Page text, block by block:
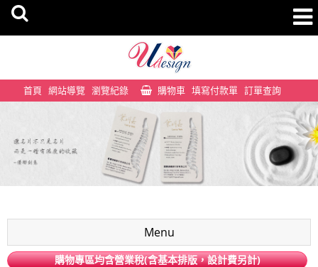
首頁 網站導覽 瀏覽紀錄 購物車 填寫付款單 訂單查詢
Menu
購物專區均含營業稅(含基本排版，設計費另計)